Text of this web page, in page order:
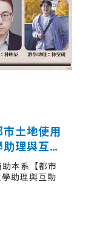
土地使用
理與互動
本系【都市
助理與互動